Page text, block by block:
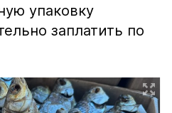
упаковку
заплатить по